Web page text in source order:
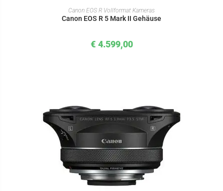
IN DEN WARENKORB
Canon EOS R Vollformat Kameras
Canon EOS R 5 Mark II Gehäuse
€ 4.599,00